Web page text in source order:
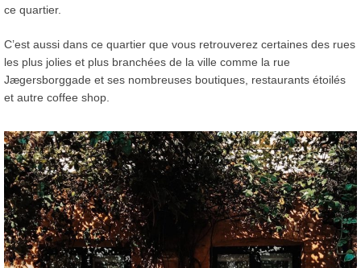
ce quartier.
C’est aussi dans ce quartier que vous retrouverez certaines des rues
les plus jolies et plus branchées de la ville comme la rue
Jægersborggade et ses nombreuses boutiques, restaurants étoilés
et autre coffee shop.